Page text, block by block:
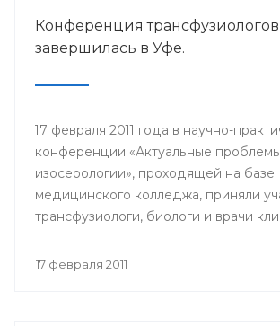
Конференция трансфузиологов
завершилась в Уфе.
17 февраля 2011 года в научно-
конференции «Актуальные проблемы
изосерологии», проходящей на
медицинского колледжа, приняли
трансфузиологи, биологи и врачи
Башкортостана.
17 февраля 2011